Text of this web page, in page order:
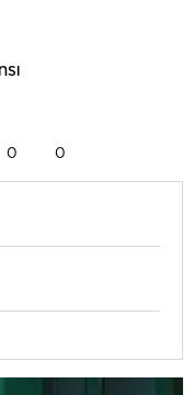
0 0